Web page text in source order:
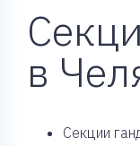
в
Cекции